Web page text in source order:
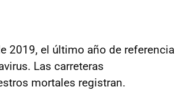
2019, el último año de referencia
Las carreteras
mortales registran.